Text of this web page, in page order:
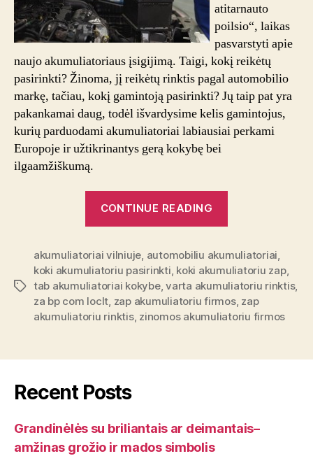
atitarnauto
poilsio“, laikas
pasvarstyti apie
naujo akumuliatoriaus įsigijimą. Taigi, kokį reikėtų
pasirinkti? Žinoma, jį reikėtų rinktis pagal automobilio
markę, tačiau, kokį gamintoją pasirinkti? Jų taip pat yra
pakankamai daug, todėl išvardysime kelis gamintojus,
kurių parduodami akumuliatoriai labiausiai perkami
Europoje ir užtikrinantys gerą kokybę bei
ilgaamžiškumą.
CONTINUE READING
tinkamiausią?”
Tags
akumuliatoriai vilniuje automobiliu akumuliatoriai
koki akumuliatoriu pasirinkti koki akumuliatoriu zap,
tab akumuliatoriai kokybe,varta akumuliatoriu rinktis,
za bp com loclt zap akumuliatoriu firmos, zap
akumuliatoriu rinktis, zinomos akumuliatoriu firmos
Recent Posts
Grandinėlės su briliantais ar deimantais–
amžinas grožio ir mados simbolis